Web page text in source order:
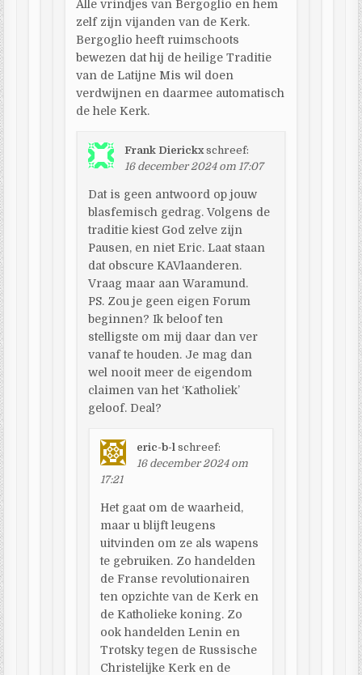
Alle vrindjes van Bergoglio en hem
zelf zijn vijanden van de Kerk.
Bergoglio heeft ruimschoots
bewezen dat hij de heilige Traditie
van de Latijne Mis wil doen
verdwijnen en daarmee automatisch
de hele Kerk.
Frank Dierickx schreef:
16 december 2024 om 17:07
Dat is geen antwoord op jouw
blasfemisch gedrag. Volgens de
traditie kiest God zelve zijn
Pausen, en niet Eric. Laat staan
dat obscure KAVlaanderen.
Vraag maar aan Waramund.
PS. Zou je geen eigen Forum
beginnen? Ik beloof ten
stelligste om mij daar dan ver
vanaf te houden. Je mag dan
wel nooit meer de eigendom
claimen van het ‘Katholiek’
geloof. Deal?
eric-b-l schreef:
16 december 2024 om
17:21
Het gaat om de waarheid,
maar u blijft leugens
uitvinden om ze als wapens
te gebruiken. Zo handelden
de Franse revolutionairen
ten opzichte van de Kerk en
de Katholieke koning. Zo
ook handelden Lenin en
Trotsky tegen de Russische
Christelijke Kerk en de